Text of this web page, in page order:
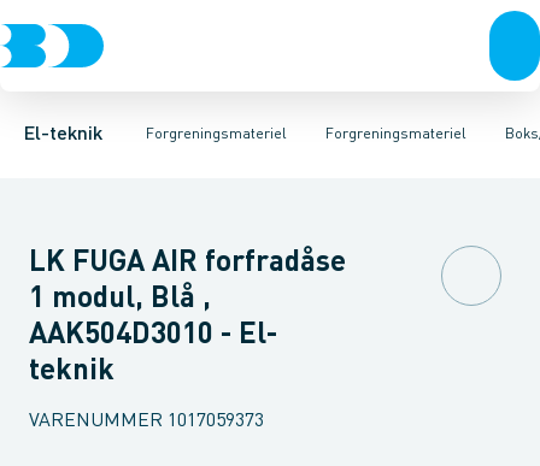
El-teknik Forgreningsmateriel
Afbrydere, stikkontakter & lampeudtagForgreningsmateriel
Forgreningsmateriel
KabelgennemføringsmaterielRækkeklemmerTilslutning og
Pakningssæt til installationsbokse KlemkasseAfstandsringe
LK FUGA AIR forfradåse
1 modul, Blå ,
AAK504D3010 - El-
teknik
VARENUMMER 1017059373